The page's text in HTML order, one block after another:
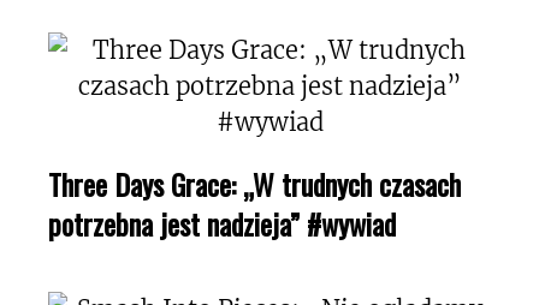
Three Days Grace: „W trudnych czasach
potrzebna jest nadzieja” #wywiad